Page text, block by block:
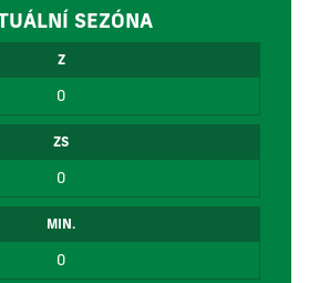
SEZÓNA
Z
0
ZS
0
MIN.
0